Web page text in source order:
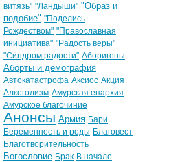
витязь" "Ландыши" "Образ и
подобие" "Поделись
Рождеством" "Православная
инициатива" "Радость веры"
"Синдром радости" Аборигены
Аборты и демография
Автокатастрофа Аксиос Акция
Алкоголизм Амурская епархия
Амурское благочиние
Анонсы Армия Бари
Беременность и роды Благовест
Благотворительность
Богословие Брак В начале